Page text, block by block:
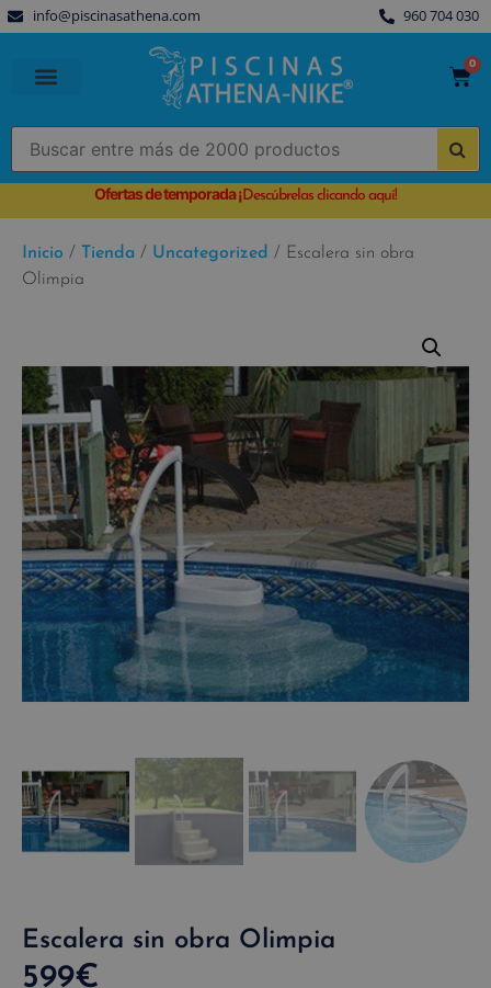
info@piscinasathena.com 960 704 030
0
Ofertas de temporada¡Descúbrelas clicando aquí!
Inicio / Tienda / Uncategorized / Escalera sin obra
Olimpia
Escalera sin obra Olimpia
599€